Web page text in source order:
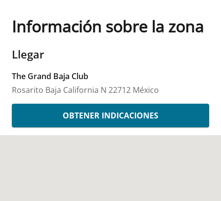
Información sobre la zona
Llegar
The Grand Baja Club
Rosarito Baja California N 22712 México
OBTENER INDICACIONES